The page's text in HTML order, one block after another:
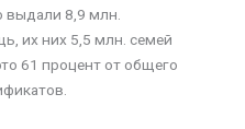
выдали 8,9 млн.
их них 5,5 млн. семей
61 процент от общего